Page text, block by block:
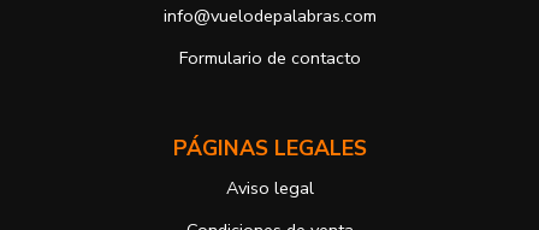
b) Derecho a presentar una reclamación ante la Autoridad de
derechos, en este caso, ante la Agencia Española de protección de
electrónico o de correo postal, ambos con la fotocopia del DNI del
Responsable del tratamiento: Antonio José Alcolea Navarro
info@vuelodepalabras.com
Formulario de contacto
PÁGINAS LEGALES
Aviso legal